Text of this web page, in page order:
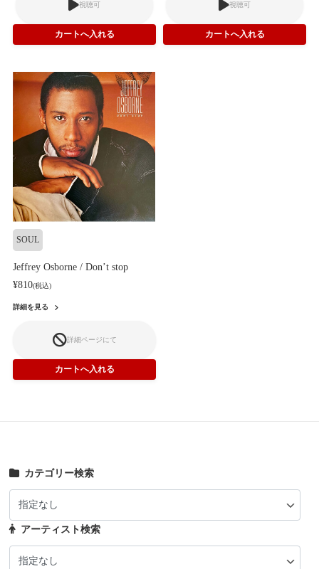
視聴可 視聴可
SOUL
Jeffrey Osborne / Don’t stop
¥810(税込)
詳細を見る
詳細ページにて
カテゴリー検索
アーティスト検索